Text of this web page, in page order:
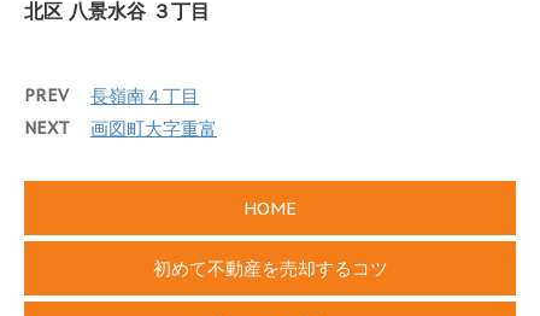
北区 八景水谷 ３丁目
PREV 長嶺南４丁目
NEXT 画図町大字重富
HOME
初めて不動産を売却するコツ